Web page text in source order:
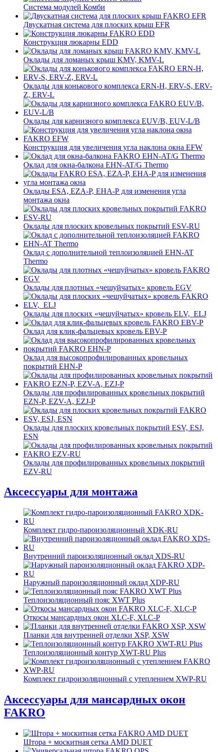
Система модулей Комби
Двускатная система для плоских крыш EFR
Конструкция люкарны EDD
Оклады для ломаных крыш KMV, KMV-L
Оклады для конькового комплекса ERN-H, ERV-S, ERV-
Z, ERV-L
Оклады для карнизного комплекса EUV/B, EUV-L/B
Конструкция для увеличения угла наклона окна EFW
Оклад для окна-балкона EHN-AT/G Thermo
Оклады ESA, EZA-P, EHA-P для изменения угла
монтажа окна
Оклады для плоских кровельных покрытий ESV-RU
Оклад с дополнительной теплоизоляцией EHN-AT
Thermo
Оклады для плотных «чешуйчатых» кровель EGV
Оклады для плоских «чешуйчатых» кровель ELV, ELJ
Оклад для клик-фальцевых кровель EBV-P
Оклад для высокопрофилированных кровельных
покрытий EHN-P
Оклады для профилированных кровельных покрытий
EZN-P, EZV-A, EZJ-P
Оклады для плоских кровельных покрытий ESV, ESJ,
ESN
Оклады для профилированных кровельных покрытий
EZV-RU
Аксессуары для монтажа
Комплект гидро-пароизоляционный XDK-RU
Внутренний пароизоляционный оклад XDS-RU
Наружный пароизоляционный оклад XDP-RU
Теплоизоляционный пояс XWT Plus
Откосы мансардных окон XLС-F, XLС-P
Планки для внутренней отделки XSP, XSW
Теплоизоляционный контур XWT-RU Plus
Комплект гидроизоляционный с утеплением XWP-RU
Аксессуары для мансардных окон
FAKRO
Штора + москитная сетка AMD DUET